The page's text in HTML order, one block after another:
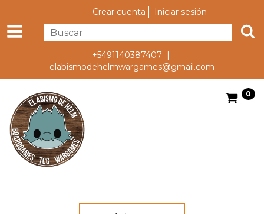
Crear cuenta Iniciar sesión
+5491140387407 |
elabismodehelmwargames@gmail.com
0